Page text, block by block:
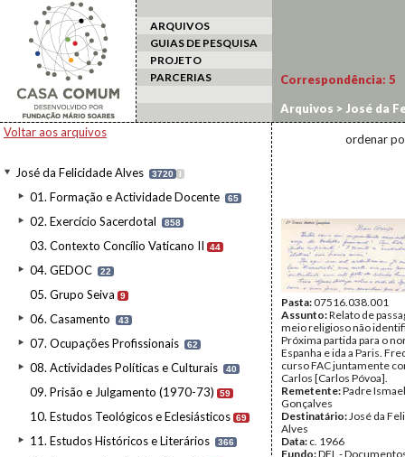
ARQUIVOS
GUIAS DE PESQUISA
PROJETO
PARCERIAS
Voltar aos arquivos
José da Felicidade Alves 3720 I
01. Formação e Actividade Docente 65
02. Exercício Sacerdotal 858
03. Contexto Concílio Vaticano II 44
04. GEDOC 22
05. Grupo Seiva 9
06. Casamento 43
07. Ocupações Profissionais 62
08. Actividades Políticas e Culturais 40
09. Prisão e Julgamento (1970-73) 59
10. Estudos Teológicos e Eclesiásticos 69
11. Estudos Históricos e Literários 366
Correspondência: 5
Arquivos > José da
ordenar
Pasta:07516.038.001
Assunto:Relato de
meio religioso não
Próxima partida para o
Espanha e ida a Paris.
curso FAC juntamente
Carlos [Carlos Póvoa].
Remetente:Padre
Gonçalves
Destinatário:José da
Alves
Data: c. 1966
Fundo:DFL -